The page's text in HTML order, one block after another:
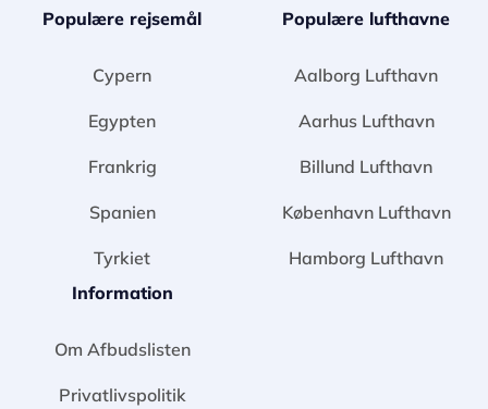
Populære rejsemål
Cypern
Egypten
Frankrig
Spanien
Tyrkiet
Populære lufthavne
Aalborg Lufthavn
Aarhus Lufthavn
Billund Lufthavn
København Lufthavn
Hamborg Lufthavn
Information
Om Afbudslisten
Privatlivspolitik